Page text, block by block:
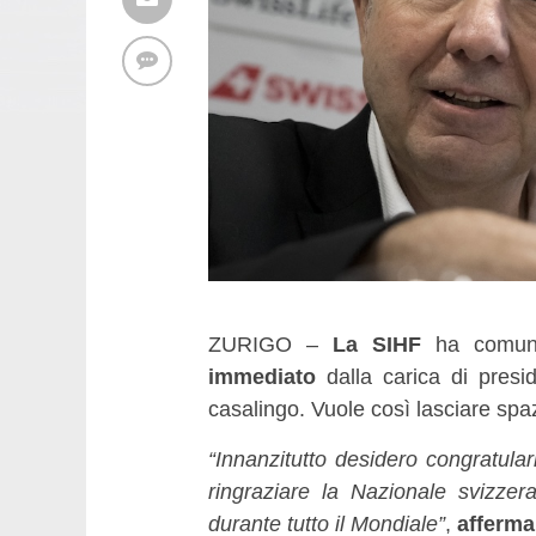
ZURIGO – La SIHF ha
immediato dalla carica di
casalingo. Vuole così lasciare
“Innanzitutto desidero
ringraziare la Nazionale
durante tutto il Mondiale”,